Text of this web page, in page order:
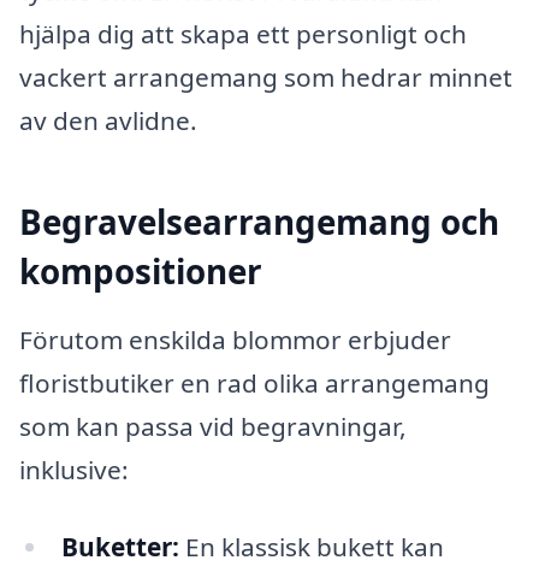
hjälpa dig att skapa ett personligt och
vackert arrangemang som hedrar minnet
av den avlidne.
Begravelsearrangemang och
kompositioner
Förutom enskilda blommor erbjuder
floristbutiker en rad olika arrangemang
som kan passa vid begravningar,
inklusive:
Buketter: En klassisk bukett kan